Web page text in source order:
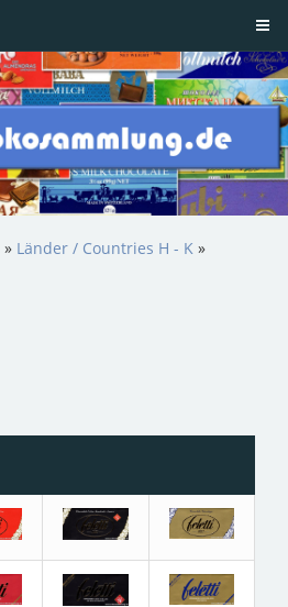
» Länder / Countries H - K »